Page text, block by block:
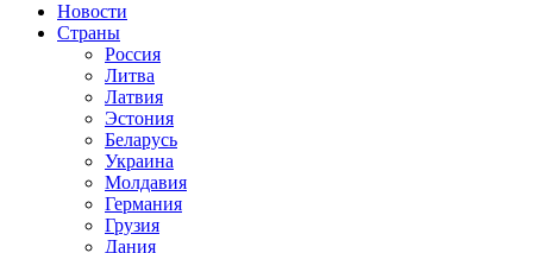
Новости
Страны
Россия
Литва
Латвия
Эстония
Беларусь
Украина
Молдавия
Германия
Грузия
Дания